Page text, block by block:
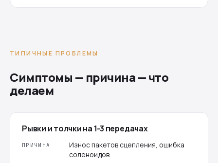
ТИПИЧНЫЕ ПРОБЛЕМЫ
Симптомы — причина — что
делаем
Рывки и толчки на 1-3 передачах
ПРИЧИНА
Износ пакетов сцепления, ошибка
соленоидов